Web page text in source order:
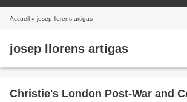
Accueil » josep llorens artigas
josep llorens artigas
Christie's London Post-War and